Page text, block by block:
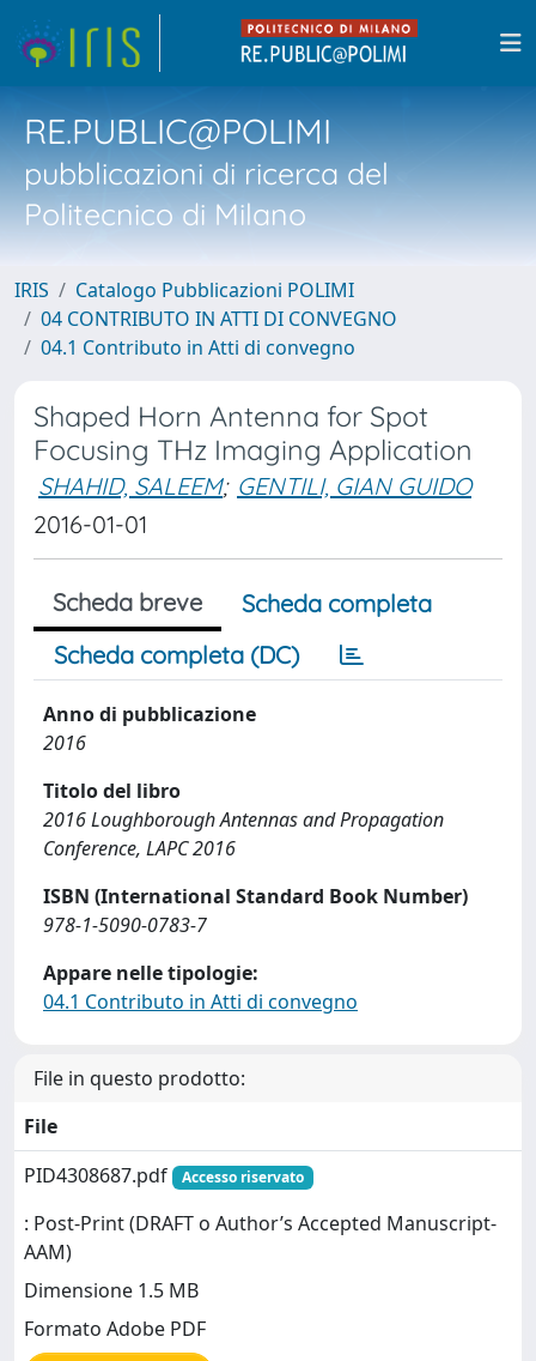
RE.PUBLIC@POLIMI
pubblicazioni di ricerca del
Politecnico di Milano
IRIS
Catalogo Pubblicazioni POLIMI
04 CONTRIBUTO IN ATTI DI CONVEGNO
04.1 Contributo in Atti di convegno
Shaped Horn Antenna for Spot
Focusing THz Imaging Application
SHAHID, SALEEM; GENTILI, GIAN GUIDO
2016-01-01
Scheda breve
Scheda completa
Scheda completa (DC)
Anno di pubblicazione
2016
Titolo del libro
2016 Loughborough Antennas and Propagation
Conference, LAPC 2016
ISBN (International Standard Book Number)
978-1-5090-0783-7
Appare nelle tipologie:
04.1 Contributo in Atti di convegno
File in questo prodotto:
File
PID4308687.pdf
Accesso riservato
: Post-Print (DRAFT o Author’s Accepted Manuscript-
AAM)
Dimensione 1.5 MB
Formato Adobe PDF